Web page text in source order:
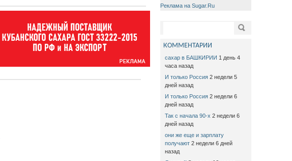
Реклама на Sugar.Ru
Поиск
КОММЕНТАРИИ
сахар в БАШКИРИИ 1 день 4
часа назад
И только Россия 2 недели 5
дней назад
И только Россия 2 недели 6
дней назад
Так с начала 90-х 2 недели 6
дней назад
они же еще и зарплату
получают 2 недели 6 дней
назад